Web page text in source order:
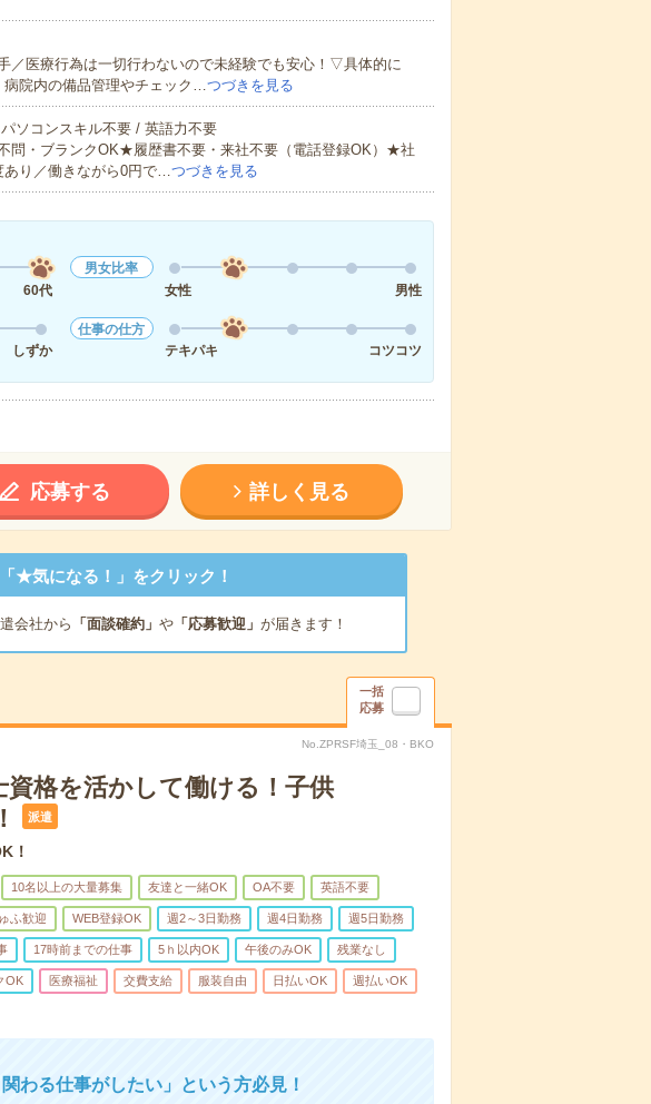
／医療行為は一切行わないので未経験でも安心！▽具体的に
院内の備品管理やチェック…つづきを見る
ソコンスキル不要 / 英語力不要
問・ブランクOK★履歴書不要・来社不要（電話登録OK）★社
あり／働きながら0円で…つづきを見る
60代
男女比率
女性
男性
しずか
仕事の仕方
テキパキ
コツコツ
応募する 詳しく見る
★気になる！」をクリック！
会社から 「面談確約」 や「応募歓迎」 が届きます！
一括
応募
No.ZPRSF埼玉_08・BKO
資格を活かして働ける！子供
派遣
！
10名以上の大量募集 友達と一緒OK OA不要 英語不要
ふ歓迎 WEB登録OK 週2～3日勤務 週4日勤務 週5日勤務
17時前までの仕事 5ｈ以内OK 午後のみOK 残業なし
OK 医療福祉 交費支給 服装自由 日払いOK 週払いOK
わる仕事がしたい」という方必見！